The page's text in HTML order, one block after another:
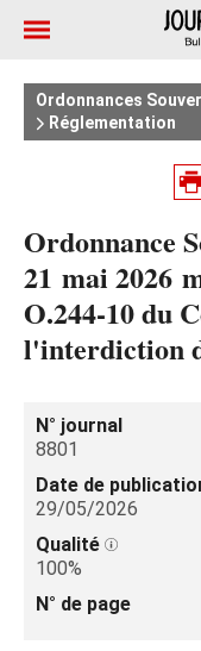
Ordonnances
Réglementation
Ordonnance
21 mai 2026
O.244‑10 du
l'interdiction
N° journal
8801
Date de
29/05/2026
Qualité
100%
N° de page